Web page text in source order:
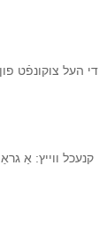
די העל צוקונפֿט
קנעכל ווייץ: אַ